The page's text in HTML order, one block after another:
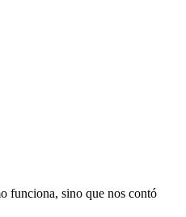
funciona, sino que nos contó